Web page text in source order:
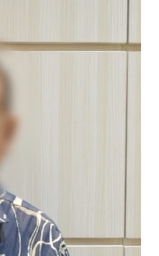
WSO,
Perkara
Dokumen